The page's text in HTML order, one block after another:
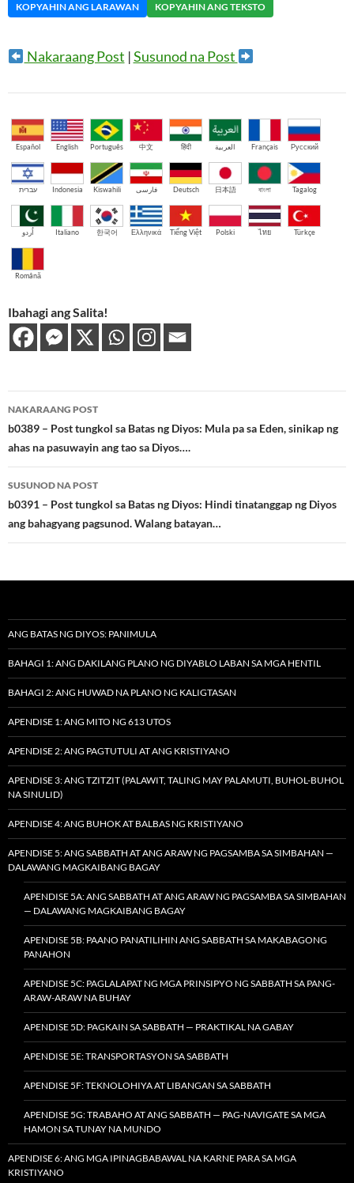
KOPYAHIN ANG LARAWAN KOPYAHIN ANG TEKSTO
Nakaraang Post |Susunod na Post
Español English Português 中文 हिंदी العربية Français Русский
עברית Indonesia Kiswahili فارسی Deutsch 日本語 বাংলা Tagalog
اُردو Italiano 한국어 Ελληνικά Tiếng Việt Polski ไทย Türkçe
Română
Ibahagi ang Salita!
Post
navigation
NAKARAANG POST
b0389 – Post tungkol sa Batas ng Diyos: Mula pa sa Eden, sinikap ng
ahas na pasuwayin ang tao sa Diyos….
SUSUNOD NA POST
b0391 – Post tungkol sa Batas ng Diyos: Hindi tinatanggap ng Diyos
ang bahagyang pagsunod. Walang batayan…
ANG BATAS NG DIYOS: PANIMULA
BAHAGI 1: ANG DAKILANG PLANO NG DIYABLO LABAN SA MGA HENTIL
BAHAGI 2: ANG HUWAD NA PLANO NG KALIGTASAN
APENDISE 1: ANG MITO NG 613 UTOS
APENDISE 2: ANG PAGTUTULI AT ANG KRISTIYANO
APENDISE 3: ANG TZITZIT (PALAWIT, TALING MAY PALAMUTI, BUHOL-BUHOL
NA SINULID)
APENDISE 4: ANG BUHOK AT BALBAS NG KRISTIYANO
APENDISE 5: ANG SABBATH AT ANG ARAW NG PAGSAMBA SA SIMBAHAN —
DALAWANG MAGKAIBANG BAGAY
APENDISE 5A: ANG SABBATH AT ANG ARAW NG PAGSAMBA SA SIMBAHAN
— DALAWANG MAGKAIBANG BAGAY
APENDISE 5B: PAANO PANATILIHIN ANG SABBATH SA MAKABAGONG
PANAHON
APENDISE 5C: PAGLALAPAT NG MGA PRINSIPYO NG SABBATH SA PANG-
ARAW-ARAW NA BUHAY
APENDISE 5D: PAGKAIN SA SABBATH — PRAKTIKAL NA GABAY
APENDISE 5E: TRANSPORTASYON SA SABBATH
APENDISE 5F: TEKNOLOHIYA AT LIBANGAN SA SABBATH
APENDISE 5G: TRABAHO AT ANG SABBATH — PAG-NAVIGATE SA MGA
HAMON SA TUNAY NA MUNDO
APENDISE 6: ANG MGA IPINAGBABAWAL NA KARNE PARA SA MGA
KRISTIYANO